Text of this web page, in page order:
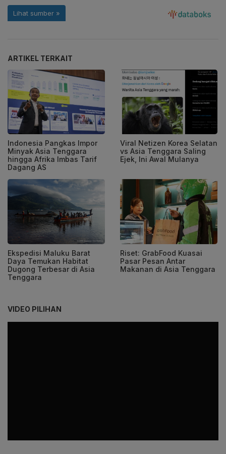
ARTIKEL TERKAIT
Indonesia Pangkas Impor
Minyak Asia Tenggara
hingga Afrika Imbas Tarif
Dagang AS
Viral Netizen Korea Selatan
vs Asia Tenggara Saling
Ejek, Ini Awal Mulanya
Ekspedisi Maluku Barat
Daya Temukan Habitat
Dugong Terbesar di Asia
Tenggara
Riset: GrabFood Kuasai
Pasar Pesan Antar
Makanan di Asia Tenggara
VIDEO PILIHAN